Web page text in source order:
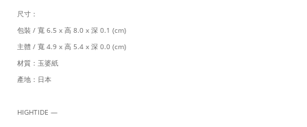
尺寸：
包裝 / 寬 6.5 x 高 8.0 x 深 0.1 (cm)
主體 / 寬 4.9 x 高 5.4 x 深 0.0 (cm)
材質：玉婆紙
產地：日本
HIGHTIDE —